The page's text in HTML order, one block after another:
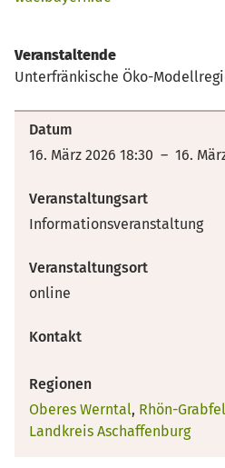
Veranstaltende
Unterfränkische Öko-
Datum
16. März 2026 18:30 – 16.
Veranstaltungsart
Informationsveranstaltung
Veranstaltungsort
online
Kontakt
Regionen
Oberes Werntal, Rhön-
Landkreis Aschaffenburg